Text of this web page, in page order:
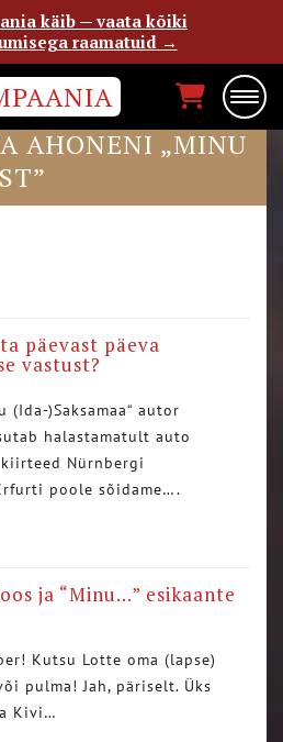
ON
AHONENI „MINU
päevast päeva
vastust?
(Ida-)Saksamaa“ autor
halastamatult auto
Nürnbergi
poole sõidame….
ja “Minu…” esikaante
Kutsu Lotte oma (lapse)
pulma! Jah, päriselt. Üks
Kivi…
käib — vaata kõiki
raamatuid →